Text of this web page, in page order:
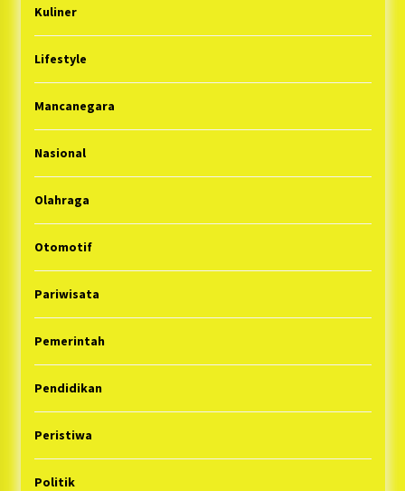
Kuliner
Lifestyle
Mancanegara
Nasional
Olahraga
Otomotif
Pariwisata
Pemerintah
Pendidikan
Peristiwa
Politik